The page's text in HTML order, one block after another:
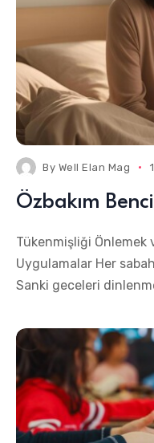
By Well Elan Mag
Özbakım
Tükenmişliği Önlemek
Uygulamalar Her
Sanki geceleri